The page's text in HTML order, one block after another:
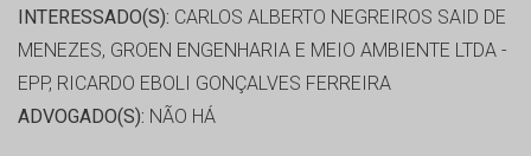
INTERESSADO(S): CARLOS ALBERTO NEGREIROS SAID DE
MENEZES, GROEN ENGENHARIA E MEIO AMBIENTE LTDA -
EPP, RICARDO EBOLI GONÇALVES FERREIRA
ADVOGADO(S): NÃO HÁ